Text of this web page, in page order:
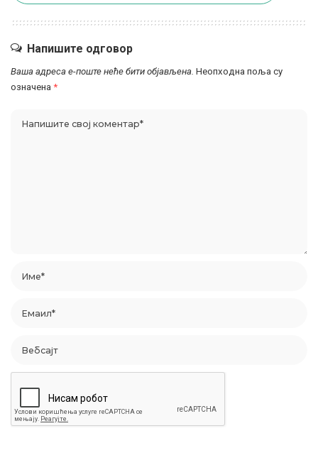
Напишите одговор
Ваша адреса е-поште неће бити објављена. Неопходна поља су
означена *